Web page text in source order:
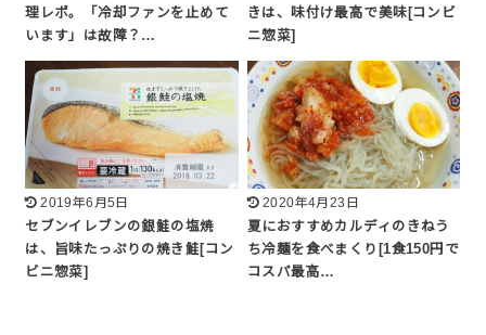
理レポ。「冷却ファンを止めて
います」は故障？…
きは、味付け最高で美味[コンビ
ニ惣菜]
2019年6月5日
セブンイレブンの銀鮭の塩焼
は、旨味たっぷりの焼き鮭[コン
ビニ惣菜]
2020年4月23日
夏におすすめカルディのきねう
ち冷麺を食べまくり[1食150円で
コスパ最高…